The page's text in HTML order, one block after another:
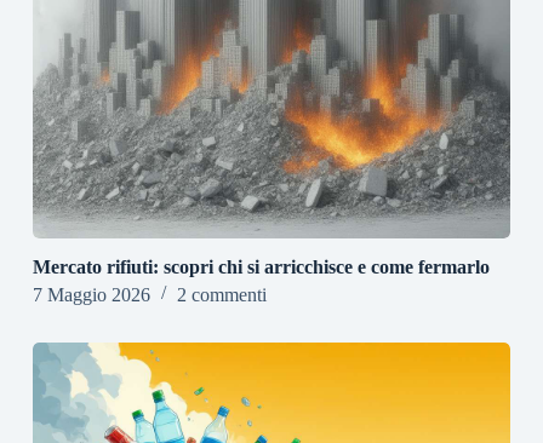
Mercato rifiuti: scopri chi si arricchisce e come fermarlo
7 Maggio 2026
2 commenti